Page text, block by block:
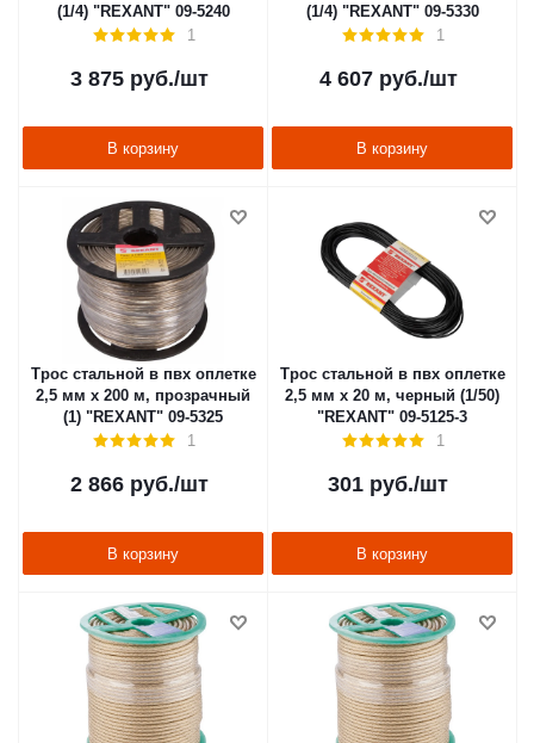
(1/4) "REXANT" 09-5240
1
3 875руб./шт
В корзину
(1/4) "REXANT" 09-5330
1
4 607руб./шт
В корзину
Трос стальной в пвх оплетке
2,5 мм х 200 м, прозрачный
(1) "REXANT" 09-5325
1
2 866руб./шт
В корзину
Трос стальной в пвх оплетке
2,5 мм х 20 м, черный (1/50)
"REXANT" 09-5125-3
1
301 руб./шт
В корзину